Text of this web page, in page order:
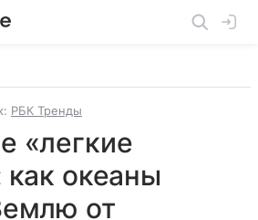
РБК Тренды
«легкие
океаны
от